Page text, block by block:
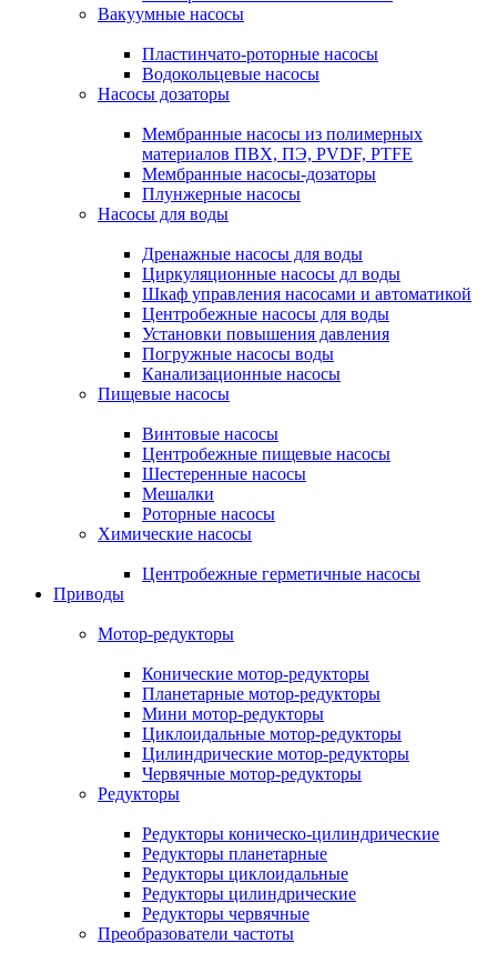
Вакуумные насосы
Пластинчато-роторные насосы
Водокольцевые насосы
Насосы дозаторы
Мембранные насосы из полимерных
материалов ПВХ, ПЭ, PVDF, PTFE
Мембранные насосы-дозаторы
Плунжерные насосы
Насосы для воды
Дренажные насосы для воды
Циркуляционные насосы дл воды
Шкаф управления насосами и автоматикой
Центробежные насосы для воды
Установки повышения давления
Погружные насосы воды
Канализационные насосы
Пищевые насосы
Винтовые насосы
Центробежные пищевые насосы
Шестеренные насосы
Мешалки
Роторные насосы
Химические насосы
Центробежные герметичные насосы
Приводы
Мотор-редукторы
Конические мотор-редукторы
Планетарные мотор-редукторы
Мини мотор-редукторы
Циклоидальные мотор-редукторы
Цилиндрические мотор-редукторы
Червячные мотор-редукторы
Редукторы
Редукторы коническо-цилиндрические
Редукторы планетарные
Редукторы циклоидальные
Редукторы цилиндрические
Редукторы червячные
Преобразователи частоты